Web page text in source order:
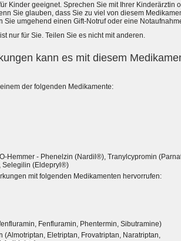
Kinder geeignet. Sprechen Sie mit Ihrer Kinderärztin
Sie glauben, dass Sie zu viel von diesem
Sie umgehend einen Gift-Notruf oder eine
nur für Sie. Teilen Sie es nicht mit anderen.
kann es mit diesem
der folgenden Medikamente:
Hemmer - Phenelzin (Nardil®), Tranylcypromin
Selegilin (Eldepryl®)
mit folgenden Medikamenten hervorrufen:
Fenfluramin, Phentermin, Sibutramine)
(Almotriptan, Eletriptan, Frovatriptan, Naratriptan,